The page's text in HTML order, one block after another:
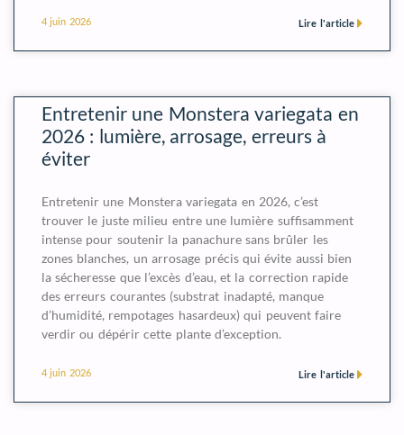
Lire l'article
4 juin 2026
Entretenir une Monstera variegata en
2026 : lumière, arrosage, erreurs à
éviter
Entretenir une Monstera variegata en 2026, c’est
trouver le juste milieu entre une lumière suffisamment
intense pour soutenir la panachure sans brûler les
zones blanches, un arrosage précis qui évite aussi bien
la sécheresse que l’excès d’eau, et la correction rapide
des erreurs courantes (substrat inadapté, manque
d’humidité, rempotages hasardeux) qui peuvent faire
verdir ou dépérir cette plante d’exception.
Lire l'article
4 juin 2026